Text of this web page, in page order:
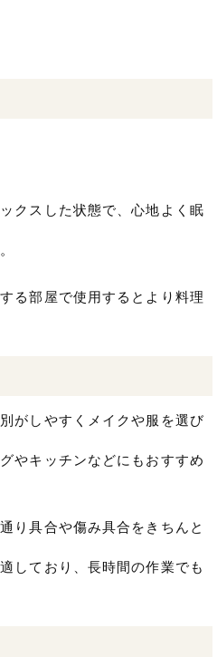
クスした状態で、心地よく眠
る部屋で使用するとより料理
がしやすくメイクや服を選び
やキッチンなどにもおすすめ
り具合や傷み具合をきちんと
しており、長時間の作業でも